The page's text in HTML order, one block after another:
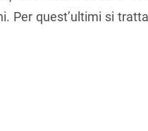
Per quest’ultimi si